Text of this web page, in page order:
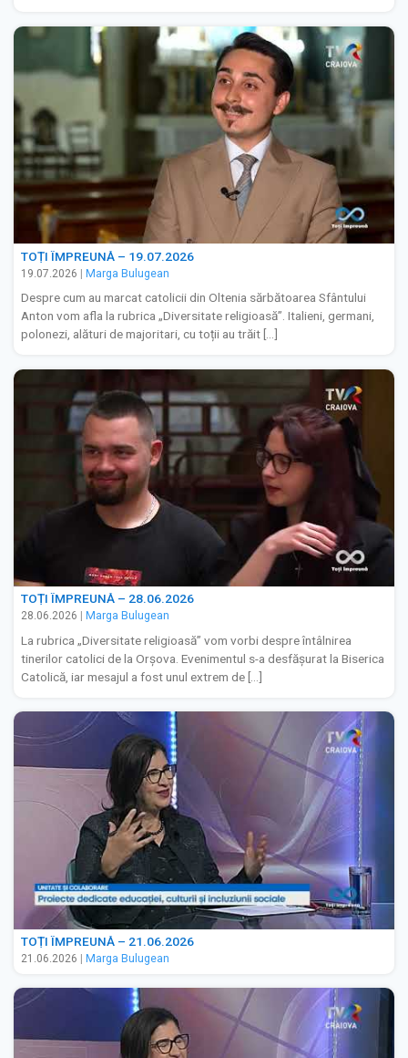
TOȚI ÎMPREUNĂ – 19.07.2026
19.07.2026 | Marga Bulugean
Despre cum au marcat catolicii din Oltenia sărbătoarea Sfântului
Anton vom afla la rubrica „Diversitate religioasă”. Italieni, germani,
polonezi, alături de majoritari, cu toții au trăit […]
TOȚI ÎMPREUNĂ – 28.06.2026
28.06.2026 Marga Bulugean
La rubrica „Diversitate religioasă” vom vorbi despre întâlnirea
tinerilor catolici de la Orșova. Evenimentul s-a desfășurat la Biserica
Catolică, iar mesajul a fost unul extrem de […]
TOȚI ÎMPREUNĂ – 21.06.2026
21.06.2026 Marga Bulugean